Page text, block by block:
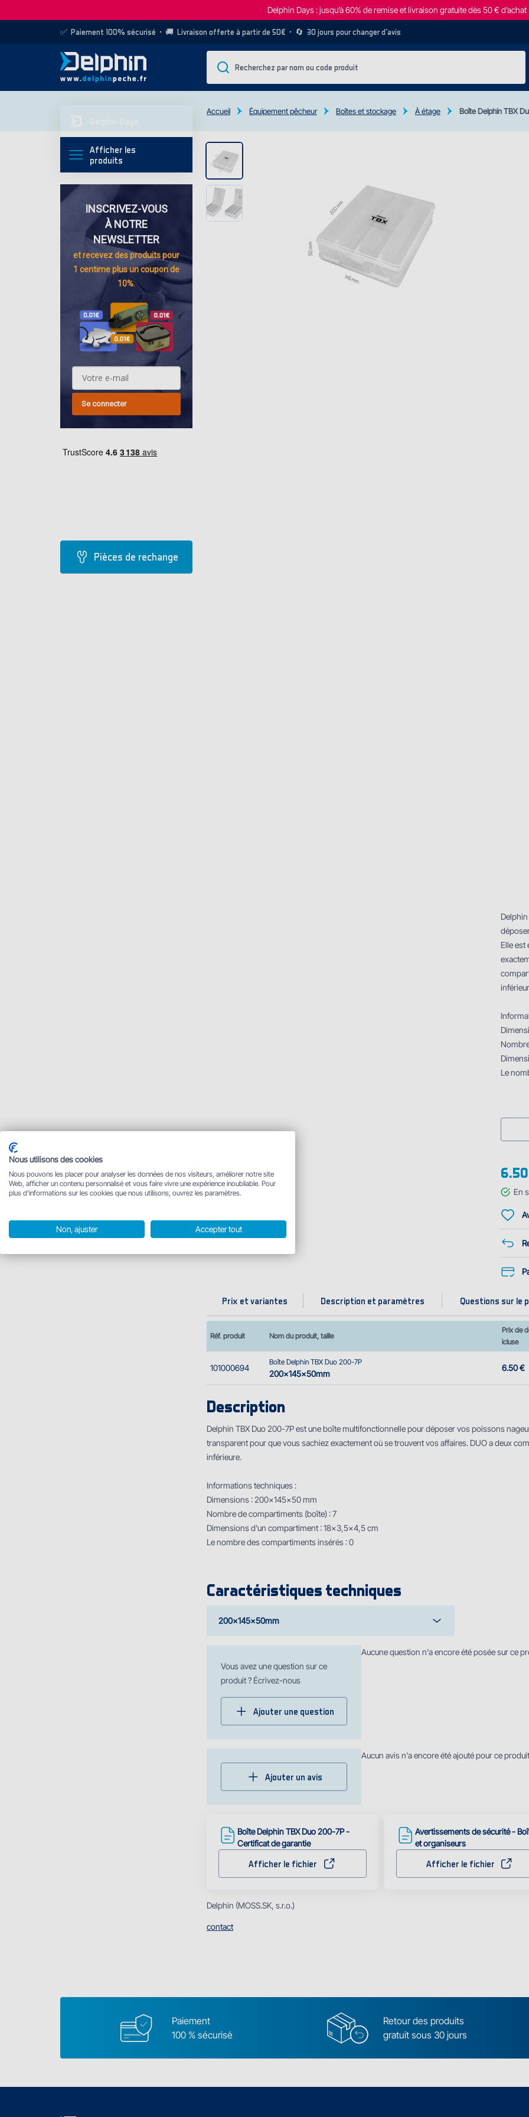
Delphin Days : jusqu’à 60% de remise et livraison gratuite dès 50 € d’achat
✅ Paiement 100% sécurisé • 🚚 Livraison offerte à partir de 50€ • 🔄 30 jours pour changer d’avis
Afficher les
produits
INSCRIVEZ-VOUS
À NOTRE
NEWSLETTER
et recevez desproduits pour
1 centimeplus un coupon de
10%.
Se connecter
Pièces de rechange
Accueil Équipement pêcheur Boîtes et stockage À étage Boîte Delphin TBX
Elle est
Le
En
Prix et variantes Description et paramètres Questions sur le
Réf. produit Nom du produit, taille
Prix de
icluse
101000694
Boîte Delphin TBX Duo 200-7P
200x145x50mm
6.50 €
Description
Delphin TBX Duo 200-7P est une boîte multifonctionnelle pour déposer vos poissons
transparent pour que vous sachiez exactement où se trouvent vos affaires. DUO a deux
inférieure.
Informations techniques :
Dimensions : 200x145x50 mm
Nombre de compartiments (boîte) : 7
Dimensions d'un compartiment : 18x3,5x4,5 cm
Le nombre des compartiments insérés : 0
Caractéristiques techniques
200x145x50mm
Vous avez une question sur ce
produit ? Écrivez-nous
Ajouter une question
Aucune question n'a encore été posée sur ce
Ajouter un avis
Aucun avis n'a encore été ajouté pour ce produit
Boîte Delphin TBX Duo 200-7P -
Certificat de garantie
Afficher le fichier
Avertissements de sécurité -
et organiseurs
Afficher le fichier
Delphin (MOSS.SK, s.r.o.)
contact
Paiement
100 % sécurisé
Retour des produits
gratuit sous 30 jours
Nous utilisons des cookies
Nous pouvons les placer pour analyser les données de nos visiteurs, améliorer notre site
Web, afficher un contenu personnalisé et vous faire vivre une expérience inoubliable. Pour
plus d'informations sur les cookies que nous utilisons, ouvrez les paramètres.
Non, ajuster Accepter tout